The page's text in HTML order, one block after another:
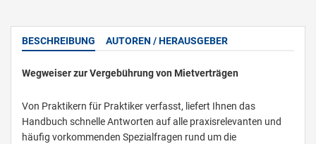
BESCHREIBUNG AUTOREN / HERAUSGEBER
Wegweiser zur Vergebührung von Mietverträgen
Von Praktikern für Praktiker verfasst, liefert Ihnen das
Handbuch schnelle Antworten auf alle praxisrelevanten und
häufig vorkommenden Spezialfragen rund um die